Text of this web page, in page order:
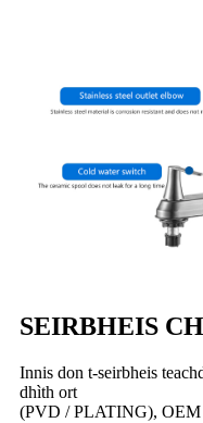
SEIRBHEIS
Innis don t-seirbheis
dhìth ort
(PVD / PLATING), OEM